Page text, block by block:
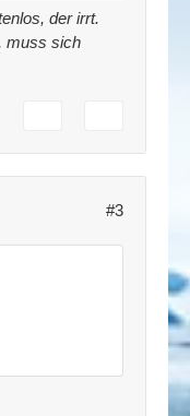
der irrt.
muss sich
#3